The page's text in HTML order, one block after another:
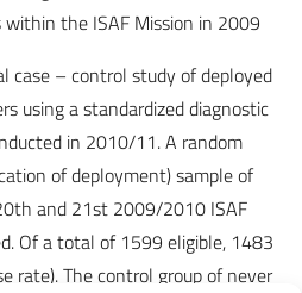
within the ISAF Mission in 2009
case – control study of deployed
using a standardized diagnostic
in 2010/11. A random
of deployment) sample of
and 21st 2009/2010 ISAF
Of a total of 1599 eligible, 1483
rate). The control group of never